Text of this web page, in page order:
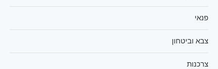
פנאי
צבא וביטחון
צרכנות